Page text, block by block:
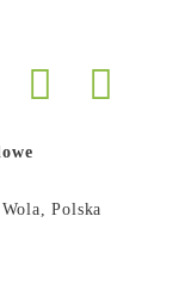
Polska